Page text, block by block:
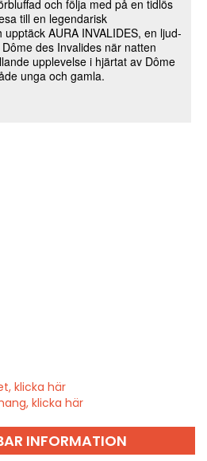
klicka här
klicka här
INFORMATION